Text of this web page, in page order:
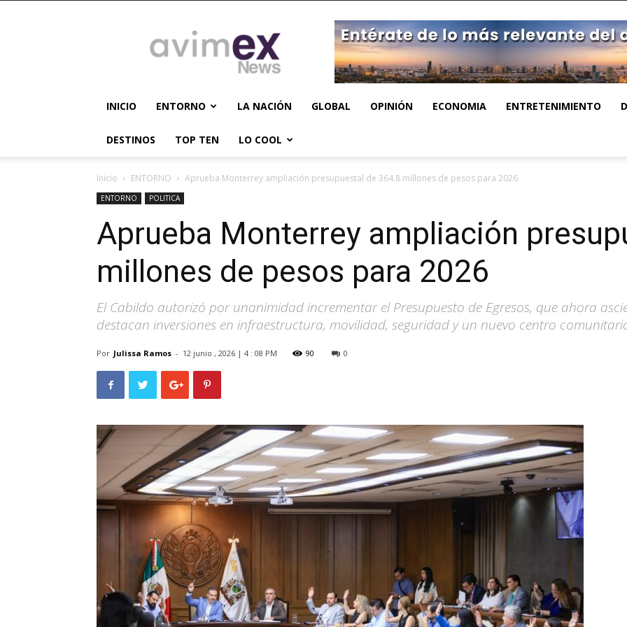
NEWS
INICIO ENTORNO LA NACIÓN GLOBAL OPINIÓN ECONOMIA ENTRETENIMIENTO
DESTINOS TOP TEN LO COOL
Inicio ENTORNO Aprueba Monterrey ampliación presupuestal de 364.8 millones de pesos para 2026
ENTORNO POLITICA
Aprueba Monterrey ampliación
millones de pesos para 2026
El Cabildo autorizó por unanimidad incrementar el Presupuesto de Egresos, que ahora
destacan inversiones en infraestructura, movilidad, seguridad y un nuevo centro
Por Julissa Ramos - 12 junio , 2026 | 4 : 08 PM 90 0